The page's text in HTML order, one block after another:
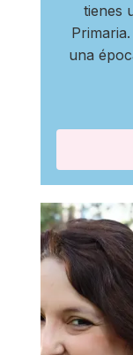
tienes
una